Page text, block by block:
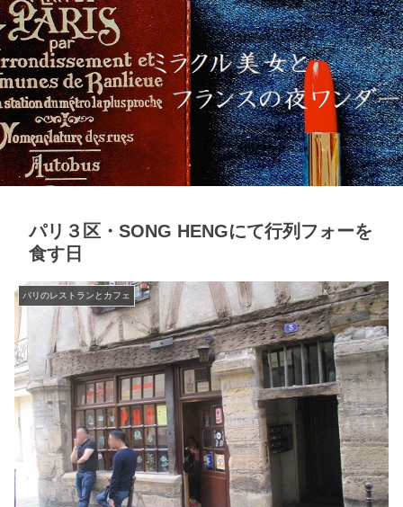
パリ３区・SONG HENGにて行列フォーを
食す日
パリのレストランとカフェ